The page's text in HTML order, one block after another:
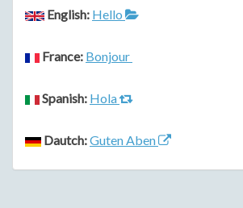
English: Hello
France: Bonjour
Spanish: Hola
Dautch:Guten Aben